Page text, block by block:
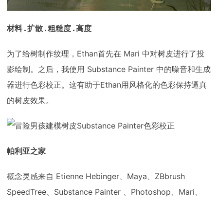
材料 . 扩散 . 粗糙度 . 高度
为了给树制作纹理，Ethan首先在 Mari 中对树皮进行了投
影绘制。之后，我使用 Substance Painter 中的噪音和生成
器进行色彩校正。这有助于Ethan用风格化的色彩保持逼真
的树皮效果。
帕利亚之家
概念灵感来自 Etienne Hebinger、Maya、ZBbrush
SpeedTree、Substance Painter 、Photoshop、Mari、